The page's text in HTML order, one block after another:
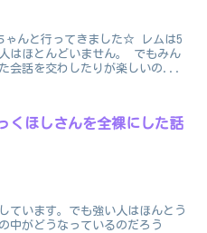
ゃんと行ってきました☆ レムは5
はほとんどいません。 でもみん
会話を交わしたりが楽しいの...
くほしさんを全裸にした話
ています。でも強い人はほんとう
中がどうなっているのだろう